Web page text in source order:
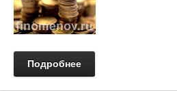
Подробнее